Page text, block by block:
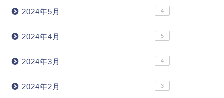
2024年5月 4
2024年4月 5
2024年3月 4
2024年2月 3